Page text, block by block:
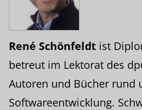
René Schönfeldt ist
betreut im Lektorat des
Autoren und Bücher rund
Softwareentwicklung.